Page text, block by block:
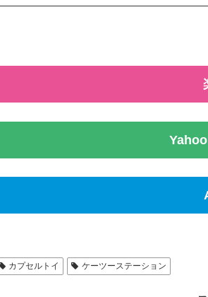
カプセルトイ ケーツーステーション